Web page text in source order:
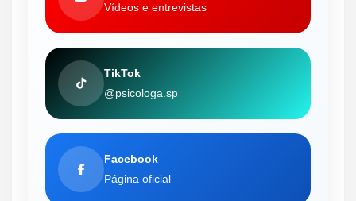
Vídeos e entrevistas
TikTok
@psicologa.sp
Facebook
Página oficial